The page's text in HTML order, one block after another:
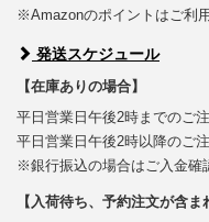
※Amazonのポイントはご利
発送スケジュール
【在庫ありの場合】
平日営業日午後2時までのご
平日営業日午後2時以降のご
※銀行振込の場合はご入金確
【入荷待ち、予約注文が含ま